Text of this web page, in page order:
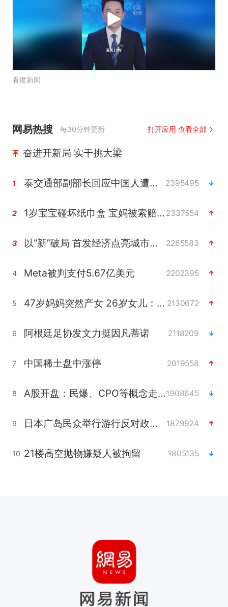
看度新闻
网易热搜 每30分钟更新 打开应用 查看全部
奋进开新局 实干挑大梁
1 泰交通部副部长回应中国人遭歧视手势 2395495
2 1岁宝宝碰坏纸巾盒 宝妈被索赔924元 2337554
3 以“新”破局 首发经济点亮城市消费活力 2265583
4 Meta被判支付5.67亿美元 2202395
5 47岁妈妈突然产女 26岁女儿：很震惊 2130672
6 阿根廷足协发文力挺因凡蒂诺 2118209
7 中国稀土盘中涨停 2019558
8 A股开盘：民爆、CPO等概念走强1908645
9 日本广岛民众举行游行反对政府行径 1879924
10 21楼高空抛物嫌疑人被拘留 1805135